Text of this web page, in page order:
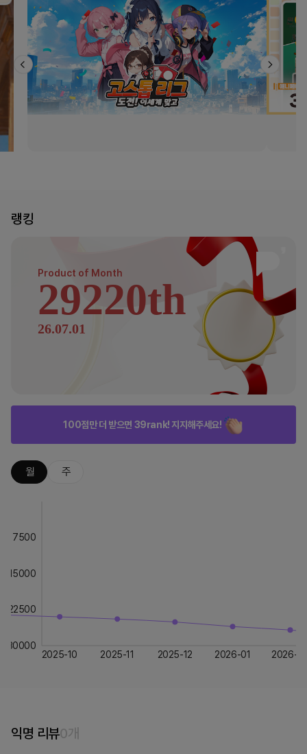
랭킹
Product of Month
29220th
26.07.01
100점만 더 받으면 39rank! 지지해주세요!
월 주
2025-10 2025-11 2025-12 2026-01 2026-
7500
15000
22500
30000
익명 리뷰0개